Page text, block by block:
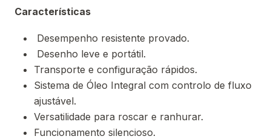
Características
Desempenho resistente provado.
Desenho leve e portátil.
Transporte e configuração rápidos.
Sistema de Óleo Integral com controlo de fluxo
ajustável.
Versatilidade para roscar e ranhurar.
Funcionamento silencioso.